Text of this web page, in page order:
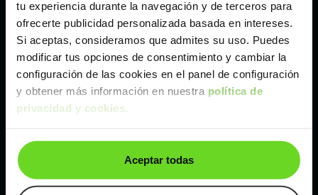
tu experiencia durante la navegación y de terceros para
ofrecerte publicidad personalizada basada en intereses.
Si aceptas, consideramos que admites su uso. Puedes
modificar tus opciones de consentimiento y cambiar la
configuración de las cookies en el panel de configuración
y obtener más información en nuestra política de
privacidad y cookies.
Aceptar todas
Málaga
Valencia
Zaragoza
Ver Ford Kuga de segunda mano y ocasión
Ford Kuga de segunda mano y ocasión